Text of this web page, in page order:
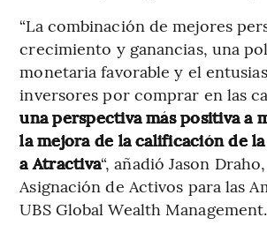
“La combinación de mejores
crecimiento y ganancias, una
monetaria favorable y el
inversores por comprar en las
una perspectiva más positiva a
la mejora de la calificación de
a Atractiva“, añadió Jason
Asignación de Activos para las
UBS Global Wealth Management.